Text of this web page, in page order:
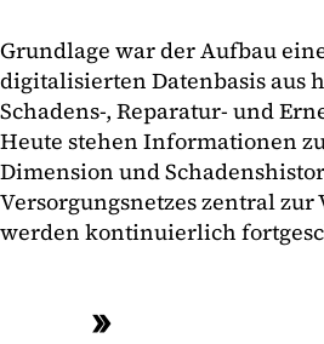
Grundlage war der Aufbau
digitalisierten Datenbasis aus
Schadens-, Reparatur- und
Heute stehen Informationen
Dimension und
Versorgungsnetzes zentral
werden kontinuierlich